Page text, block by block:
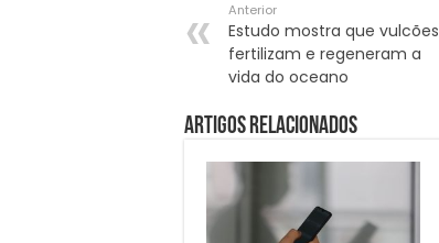
Anterior
Estudo mostra que vulcões
fertilizam e regeneram a
vida do oceano
Artigos Relacionados